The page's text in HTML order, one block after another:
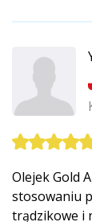
Olejek Gold
stosowaniu
trądzikowe i